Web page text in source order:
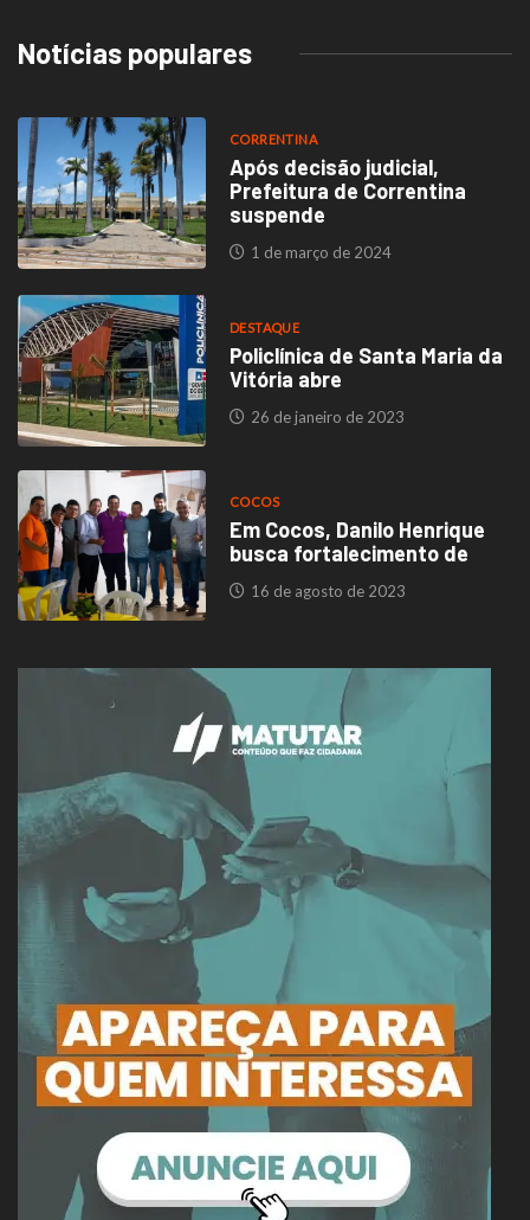
Notícias populares
CORRENTINA
Após decisão judicial,
Prefeitura de Correntina
suspende
1 de março de 2024
DESTAQUE
Policlínica de Santa Maria da
Vitória abre
26 de janeiro de 2023
COCOS
Em Cocos, Danilo Henrique
busca fortalecimento de
16 de agosto de 2023